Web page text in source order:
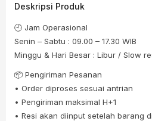
Deskripsi Produk
🕘 Jam Operasional
Senin – Sabtu : 09.00 – 17.30 WIB
Minggu & Hari Besar : Libur / Slow
📦 Pengiriman Pesanan
• Order diproses sesuai antrian
• Pengiriman maksimal H+1
• Resi akan diinput setelah barang